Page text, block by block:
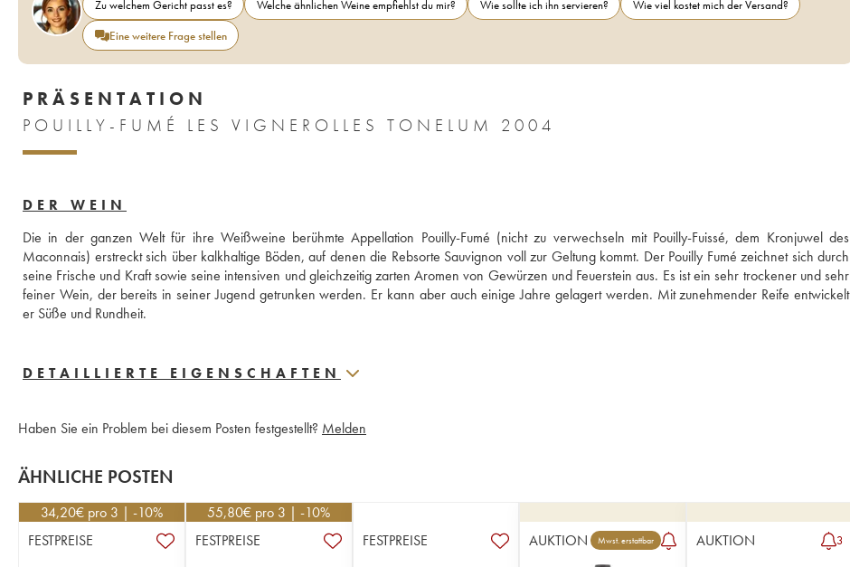
Zu welchem Gericht passt es? Welche ähnlichen Weine empfiehlst du mir? Wie sollte ich ihn servieren?
Wie viel kostet mich der Versand?
Eine weitere Frage stellen
PRÄSENTATION
POUILLY-FUMÉ LES VIGNEROLLES TONELUM 2004
DER WEIN
Die in der ganzen Welt für ihre Weißweine berühmte Appellation Pouilly-Fumé (nicht zu verwechseln mit Pouilly-Fuissé, dem Kronjuwel des
Maconnais) erstreckt sich über kalkhaltige Böden, auf denen die Rebsorte Sauvignon voll zur Geltung kommt. Der Pouilly Fumé zeichnet sich durch
seine Frische und Kraft sowie seine intensiven und gleichzeitig zarten Aromen von Gewürzen und Feuerstein aus. Es ist ein sehr trockener und sehr
feiner Wein, der bereits in seiner Jugend getrunken werden. Er kann aber auch einige Jahre gelagert werden. Mit zunehmender Reife entwickelt
er Süße und Rundheit.
DETAILLIERTE EIGENSCHAFTEN
Haben Sie ein Problem bei diesem Posten festgestellt? Melden
ÄHNLICHE POSTEN
34,20€ pro 3 | -10%
FESTPREISE
55,80€ pro 3 | -10%
FESTPREISE
FESTPREISE AUKTION Mwst. erstattbar AUKTION 3